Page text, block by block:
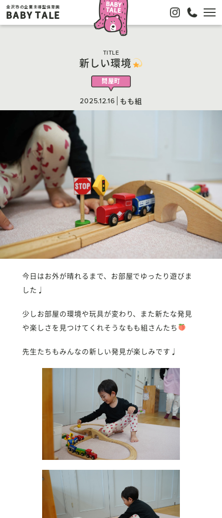
金沢市の企業主導型保育園
BABY TALE
TITLE
新しい環境
問屋町
2025.12.16 もも組
今日はお外が晴れるまで、お部屋でゆったり遊びま
した♩
少しお部屋の環境や玩具が変わり、また新たな発見
や楽しさを見つけてくれそうなもも組さんたち
先生たちもみんなの新しい発見が楽しみです♩